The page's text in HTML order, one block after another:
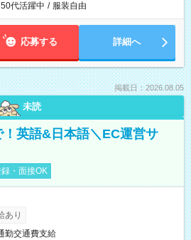
代活躍中 / 服装自由
応募する 詳細へ
掲載日：2026.08.05
未読
英語&日本語＼EC運営サ
・面接OK
あり
勤交通費支給